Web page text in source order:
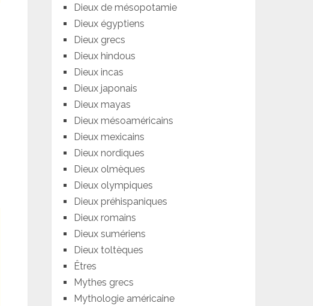
Dieux de mésopotamie
Dieux égyptiens
Dieux grecs
Dieux hindous
Dieux incas
Dieux japonais
Dieux mayas
Dieux mésoaméricains
Dieux mexicains
Dieux nordiques
Dieux olmèques
Dieux olympiques
Dieux préhispaniques
Dieux romains
Dieux sumériens
Dieux toltèques
Êtres
Mythes grecs
Mythologie américaine